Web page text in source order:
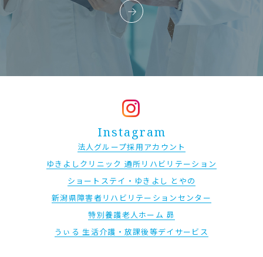
Instagram
法人グループ採用アカウント
ゆきよしクリニック 通所リハビリテーション
ショートステイ・ゆきよし とやの
新潟県障害者リハビリテーションセンター
特別養護老人ホーム 昴
うぃる 生活介護・放課後等デイサービス